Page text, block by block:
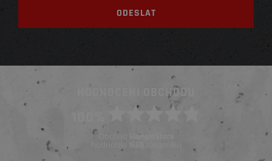
HODNOCENÍ OBCHODU
Obchod ElementStore
hodnotilo